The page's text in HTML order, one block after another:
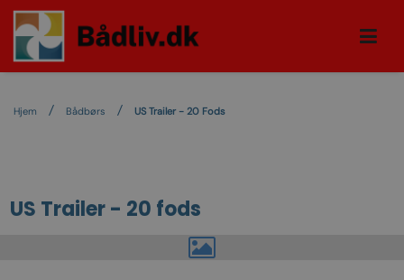
Hjem Bådbørs US Trailer - 20 Fods
US Trailer - 20 fods